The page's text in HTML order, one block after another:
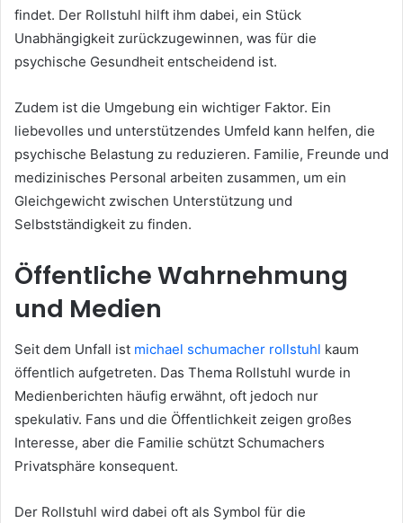
findet. Der Rollstuhl hilft ihm dabei, ein Stück
Unabhängigkeit zurückzugewinnen, was für die
psychische Gesundheit entscheidend ist.
Zudem ist die Umgebung ein wichtiger Faktor. Ein
liebevolles und unterstützendes Umfeld kann helfen, die
psychische Belastung zu reduzieren. Familie, Freunde und
medizinisches Personal arbeiten zusammen, um ein
Gleichgewicht zwischen Unterstützung und
Selbstständigkeit zu finden.
Öffentliche Wahrnehmung
und Medien
Seit dem Unfall ist michael schumacher rollstuhl kaum
öffentlich aufgetreten. Das Thema Rollstuhl wurde in
Medienberichten häufig erwähnt, oft jedoch nur
spekulativ. Fans und die Öffentlichkeit zeigen großes
Interesse, aber die Familie schützt Schumachers
Privatsphäre konsequent.
Der Rollstuhl wird dabei oft als Symbol für die